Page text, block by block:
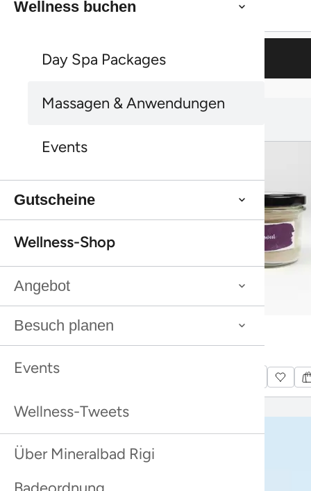
Das könnte dir auch gefallen:
Sanddorn Duschpeeling Farfalla
Mehr entdecken
Bestseller
Mehr entdecken
Gutscheine
Weiter einkaufen
Wellness buchen
Day Spa Packages
Massagen & Anwendungen
Events
Gutscheine
Wellness-Shop
Angebot
Besuch planen
Events
Wellness-Tweets
Über Mineralbad Rigi